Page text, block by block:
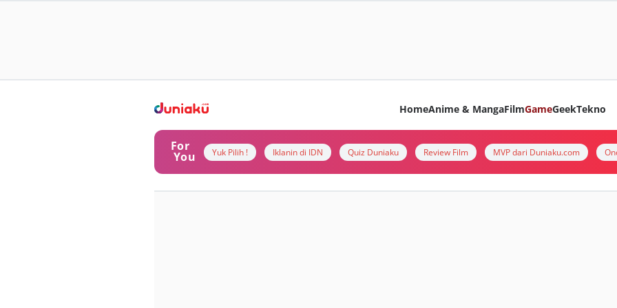
HomeAnime & MangaFilmGameGeekTekno
For
You Yuk Pilih ! Iklanin di IDN Quiz Duniaku Review Film MVP dari Duniaku.com